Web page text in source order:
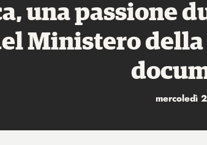
una passione
Ministero
mercoledì